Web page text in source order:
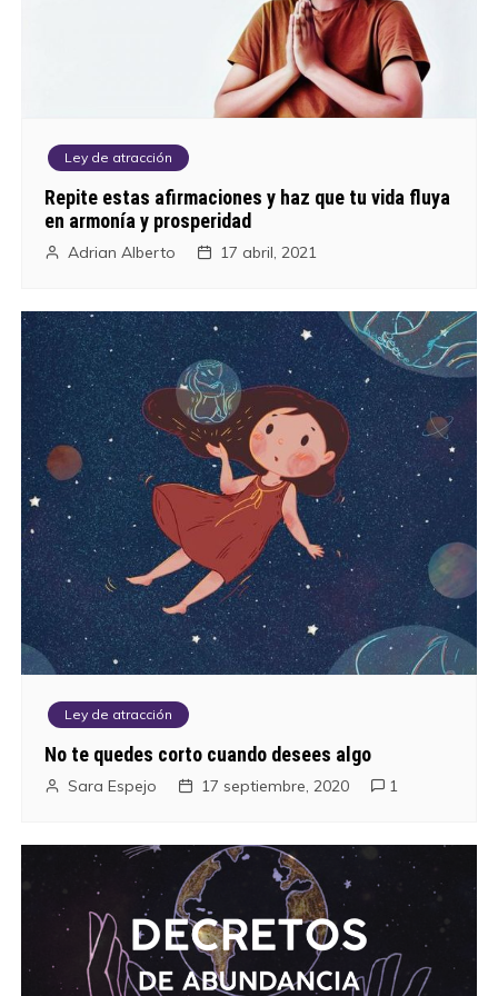
e
e
n
t
r
a
d
a
Ley de atracción
Repite estas afirmaciones y haz que tu vida fluya
en armonía y prosperidad
Adrian Alberto 17 abril, 2021
Ley de atracción
No te quedes corto cuando desees algo
Sara Espejo 17 septiembre, 2020 1